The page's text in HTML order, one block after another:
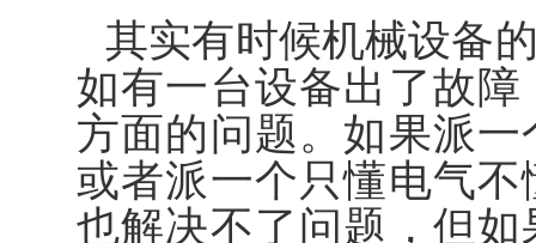
其实有时候机械设备
如有一台设备出了故
方面的问题。如果派
或者派一个只懂电气
也解决不了问题，但